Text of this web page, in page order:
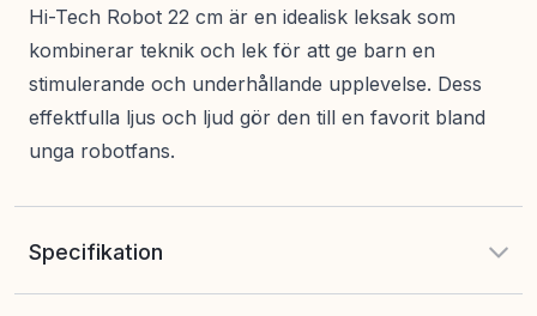
Hi-Tech Robot 22 cm är en idealisk leksak som
kombinerar teknik och lek för att ge barn en
stimulerande och underhållande upplevelse. Dess
effektfulla ljus och ljud gör den till en favorit bland
unga robotfans.
Specifikation